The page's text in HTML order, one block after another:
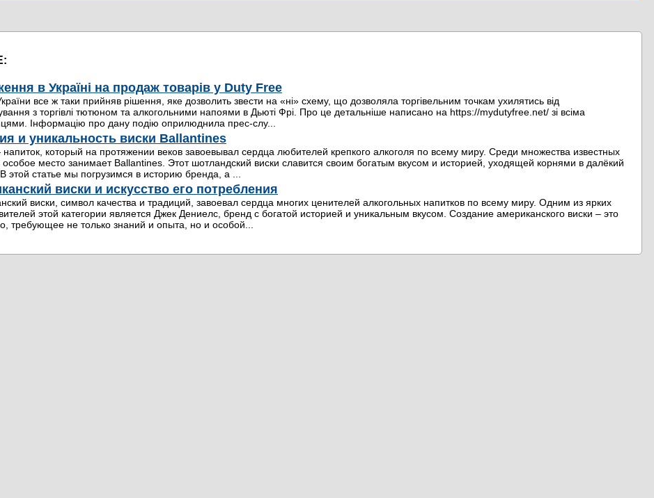
в Україні на продаж товарів у Duty Free
все ж таки прийняв рішення, яке дозволить звести на «ні» схему, що дозволяла торгівельним точкам ухилятись від
з торгівлі тютюном та алкогольними напоями в Дьюті Фрі. Про це детальніше написано на https://mydutyfree.net/ зі всіма
Інформацію про дану подію оприлюднила прес-слу...
и уникальность виски Ballantines
который на протяжении веков завоевывал сердца любителей крепкого алкоголя по всему миру. Среди множества известных
место занимает Ballantines. Этот шотландский виски славится своим богатым вкусом и историей, уходящей корнями в далёкий
этой статье мы погрузимся в историю бренда, а ...
виски и искусство его потребления
виски, символ качества и традиций, завоевал сердца многих ценителей алкогольных напитков по всему миру. Одним из ярких
этой категории является Джек Дениелс, бренд с богатой историей и уникальным вкусом. Создание американского виски – это
требующее не только знаний и опыта, но и особой...